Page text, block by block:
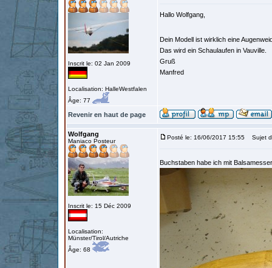
Inscrit le: 02 Jan 2009
Localisation: HalleWestfalen
Âge: 77
Hallo Wolfgang,
Dein Modell ist wirklich eine
Das wird ein Schaulaufen in Vauville.
Gruß
Manfred
Revenir en haut de page
Wolfgang
Maniaco Posteur
Inscrit le: 15 Déc 2009
Localisation:
Münster/Tirol/Autriche
Âge: 68
Posté le: 16/06/2017 15:55 Sujet
Buchstaben habe ich mit